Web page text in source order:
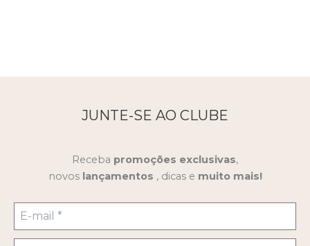
JUNTE-SE AO CLUBE
Receba promoções exclusivas,
novos lançamentos , dicas e muito mais!